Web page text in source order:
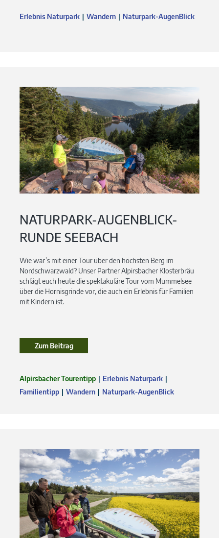
Erlebnis Naturpark Wandern Naturpark-AugenBlick
NATURPARK-AUGENBLICK-
RUNDE SEEBACH
Wie wär’s mit einer Tour über den höchsten Berg im
Nordschwarzwald? Unser Partner Alpirsbacher Klosterbräu
schlägt euch heute die spektakuläre Tour vom Mummelsee
über die Hornisgrinde vor, die auch ein Erlebnis für Familien
mit Kindern ist.
Zum Beitrag
Alpirsbacher Tourentipp
Erlebnis Naturpark
Familientipp
Wandern Naturpark-AugenBlick